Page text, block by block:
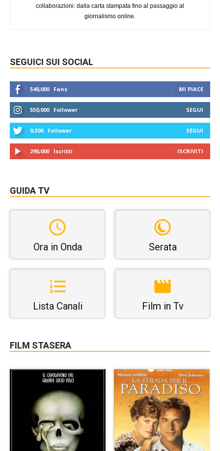
collaborazioni: dalla carta stampata fino al passaggio al
giornalismo online.
SEGUICI SUI SOCIAL
540,000 Fans MI PIACE
550,000 Follower SEGUI
9,300 Follower SEGUI
290,000 Iscritti ISCRIVITI
GUIDA TV
Ora in Onda Serata
Lista Canali Film in Tv
FILM STASERA